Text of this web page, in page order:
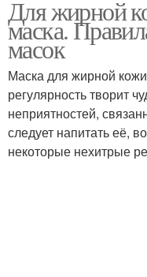
Маска для жирной
Маски для лица
Картофельная
Для жирной
маска.
масок
Маска для жирной
регулярность творит
неприятностей,
следует напитать её,
некоторые нехитрые